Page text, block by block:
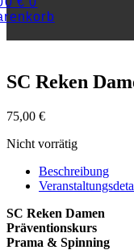
SC Reken
75,00 €
Nicht vorrätig
Beschreibung
SC Reken Damen
Präventionskurs
Prama & Spinning